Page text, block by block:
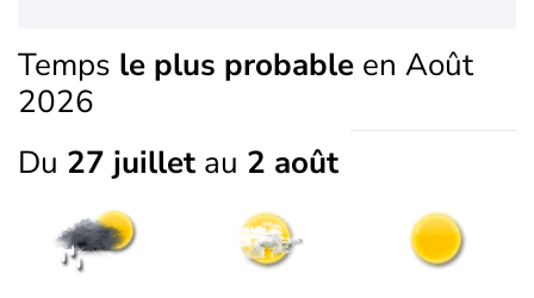
Temps le plus probable en Août
2026
Du 27 juillet au 2 août